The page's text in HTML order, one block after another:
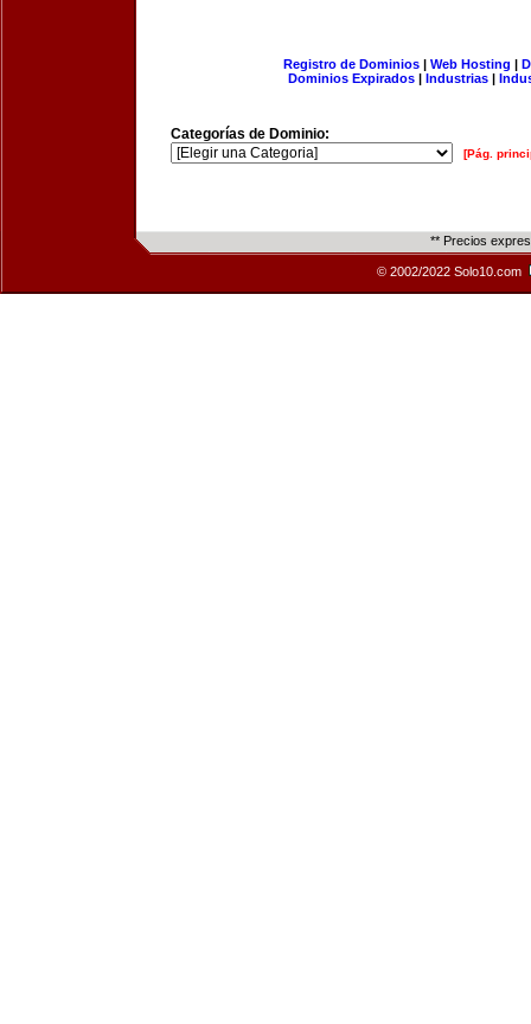
Registro de Dominios| Web Hosting |
Dominios Expirados | Industrias |
Categorías de Dominio:
[Pág.
** Precios
© 2002/2022 Solo10.com